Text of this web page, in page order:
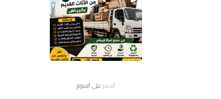
السعر على السوم